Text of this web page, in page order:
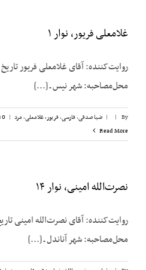
غلامعلی فریور، نوار ۱
محل‌مصاحبه: شهر نیس ـ [...]
By
|
| ضیا صدقی,فارسی,فریور، غلامعلی,مرد |
0 Comments
Read More
نصرت‌الله امینی، نوار ۱۴
محل‌مصاحبه: شهر آناندل ـ [...]